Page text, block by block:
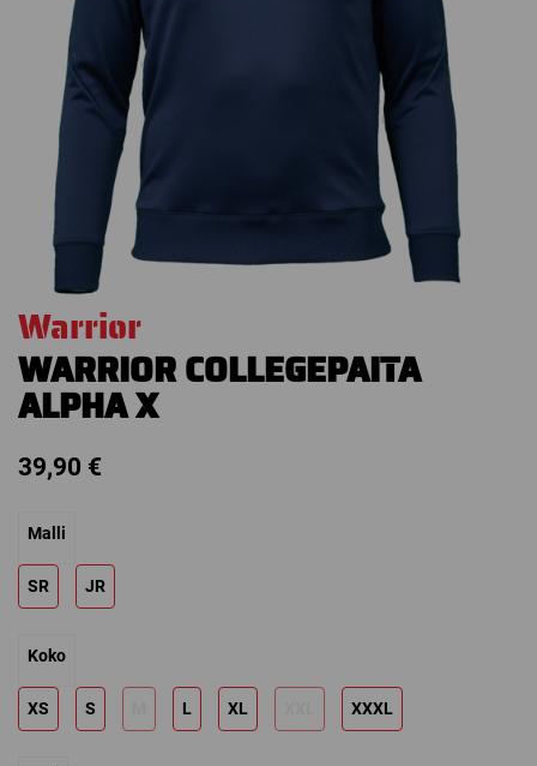
Warrior
WARRIOR COLLEGEPAITA
ALPHA X
39,90 €
Malli
SR JR
Koko
XS S L XL XXXL